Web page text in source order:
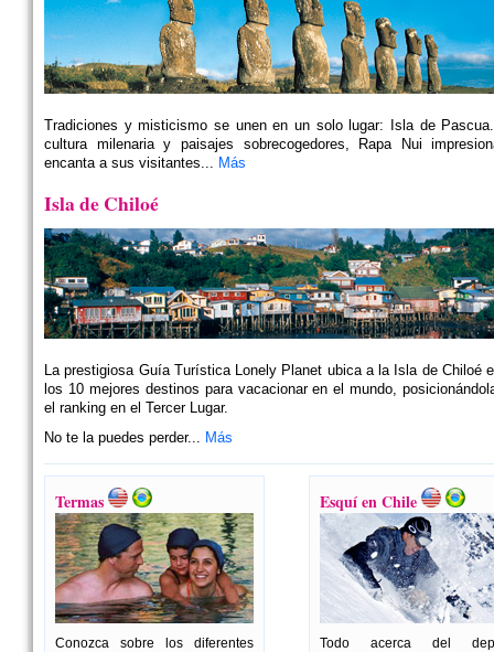
Tradiciones y misticismo se unen en un solo lugar: Isla de
cultura milenaria y paisajes sobrecogedores, Rapa Nui
encanta a sus visitantes... Más
Isla de Chiloé
La prestigiosa Guía Turística Lonely Planet ubica a la Isla de Chiloé
los 10 mejores destinos para vacacionar en el mundo,
el ranking en el Tercer Lugar.
No te la puedes perder... Más
Termas
Conozca sobre los diferentes
Esquí en Chile
Todo acerca del